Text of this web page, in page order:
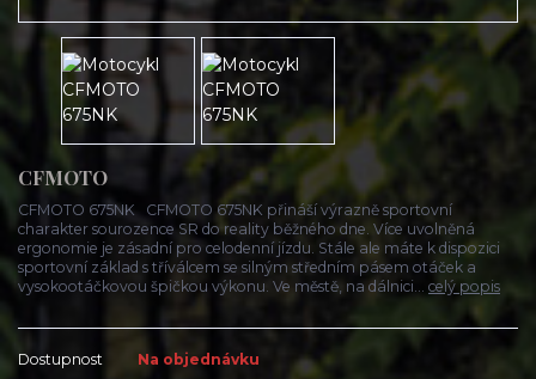
CFMOTO
CFMOTO 675NK CFMOTO 675NK přináší výrazně sportovní
charakter sourozence SR do reality běžného dne. Více uvolněná
ergonomie je zásadní pro celodenní jízdu. Stále ale máte k dispozici
sportovní základ s tříválcem se silným středním pásem otáček a
vysokootáčkovou špičkou výkonu. Ve městě, na dálnici... celý popis
Dostupnost
Na objednávku